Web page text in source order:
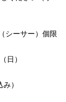
シーサー）個限
日）
）